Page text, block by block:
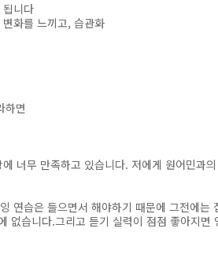
니다
화를 느끼고, 습관화
하면
너무 만족하고 있습니다. 저에게 원어민과
연습은 들으면서 해야하기 때문에 그전에는
없습니다.그리고 듣기 실력이 점점 좋아지면